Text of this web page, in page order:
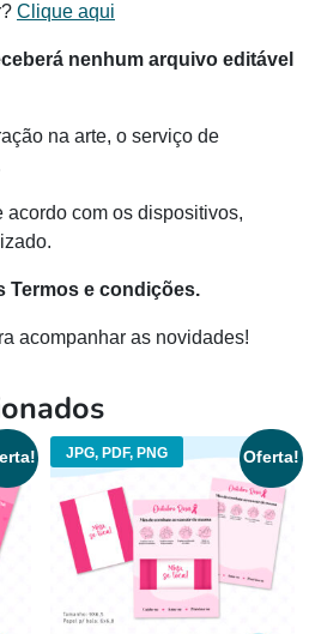
Clique aqui
nenhum arquivo editável
na arte, o serviço de
acordo com os dispositivos,
Termos e condições.
acompanhar as novidades!
JPG, PDF, PNG Oferta!